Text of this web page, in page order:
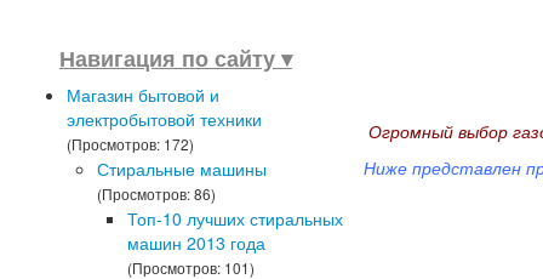
Навигация по сайту ▾
Магазин бытовой и
электробытовой техники
(Просмотров: 172)
Стиральные машины
(Просмотров: 86)
Топ-10 лучших стиральных
машин 2013 года
(Просмотров: 101)
Огромный выбор
Ниже представлен